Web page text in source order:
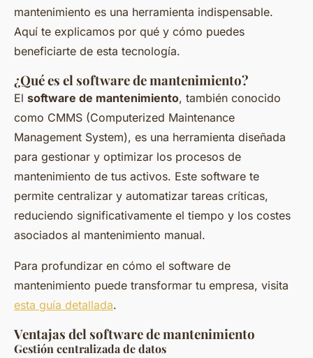
mantenimiento es una herramienta indispensable.
Aquí te explicamos por qué y cómo puedes
beneficiarte de esta tecnología.
¿Qué es el software de mantenimiento?
El software de mantenimiento, también conocido
como CMMS (Computerized Maintenance
Management System), es una herramienta diseñada
para gestionar y optimizar los procesos de
mantenimiento de tus activos. Este software te
permite centralizar y automatizar tareas críticas,
reduciendo significativamente el tiempo y los costes
asociados al mantenimiento manual.
Para profundizar en cómo el software de
mantenimiento puede transformar tu empresa, visita
esta guía detallada.
Ventajas del software de mantenimiento
Gestión centralizada de datos